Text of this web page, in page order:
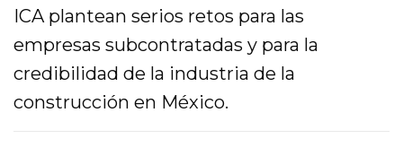
ICA plantean serios retos para las
empresas subcontratadas y para la
credibilidad de la industria de la
construcción en México.